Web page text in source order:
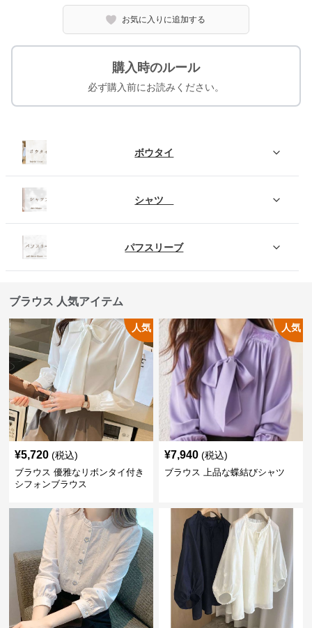
お気に入りに追加する
購入時のルール
必ず購入前にお読みください。
ボウタイ
シャツ
パフスリーブ
ブラウス 人気アイテム
人気
¥5,720 (税込)
ブラウス 優雅なリボンタイ付き
シフォンブラウス
人気
¥7,940 (税込)
ブラウス 上品な蝶結びシャツ